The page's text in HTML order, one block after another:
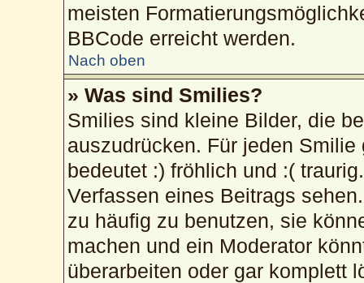
meisten
BBCode erreicht werden.
Nach oben
» Was sind Smilies?
Smilies sind kleine Bilder, die
auszudrücken. Für jeden
bedeutet :) fröhlich und :(
Verfassen eines Beitrags
zu häufig zu benutzen, sie
machen und ein Moderator
überarbeiten oder gar komplett